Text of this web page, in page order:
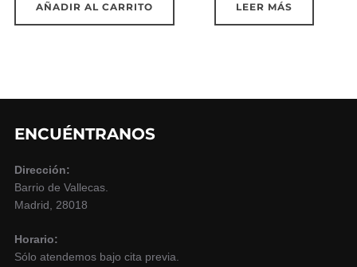
AÑADIR AL CARRITO LEER MÁS
ENCUÉNTRANOS
Dirección:
Barrio de Vallecas.
Madrid, 28018
Horario:
Sólo atendemos bajo cita previa.